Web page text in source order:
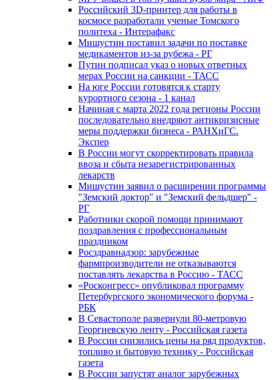
Российский 3D-принтер для работы в
космосе разработали ученые Томского
политеха - Интерафакс
Мишустин поставил задачи по поставке
медикаментов из-за рубежа - РГ
Путин подписал указ о новых ответных
мерах России на санкции - ТАСС
На юге России готовятся к старту
курортного сезона - 1 канал
Начиная с марта 2022 года регионы России
последовательно внедряют антикризисные
меры поддержки бизнеса - РАНХиГС.
Экспер
В России могут скорректировать правила
ввоза и сбыта незарегистрированных
лекарств
Мишустин заявил о расширении программы
"Земский доктор" и "Земский фельдшер" -
РГ
Работники скорой помощи принимают
поздравления с профессиональным
праздником
Росздравнадзор: зарубежные
фармпроизводители не отказываются
поставлять лекарства в Россию - ТАСС
«Росконгресс» опубликовал программу
Петербургского экономического форума -
РБК
В Севастополе развернули 80-метровую
Георгиевскую ленту - Российская газета
В России снизились цены на ряд продуктов,
топливо и бытовую технику - Российская
газета
В России запустят аналог зарубежных